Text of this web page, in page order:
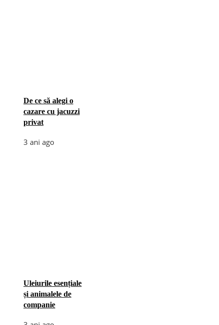
De ce să alegi o
cazare cu jacuzzi
privat
3 ani ago
Uleiurile esențiale
și animalele de
companie